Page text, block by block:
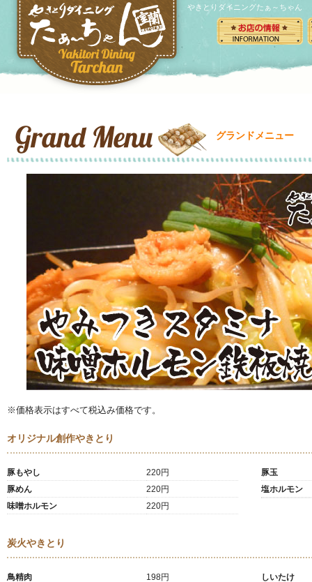
やきとりダイニングたぁ～ちゃん
グランドメニュー
※価格表示はすべて税込み価格です。
オリジナル創作やきとり
豚もやし
220円
豚めん
220円
味噌ホルモン
220円
豚玉
塩ホルモン
炭火やきとり
鳥精肉
198円
しいたけ